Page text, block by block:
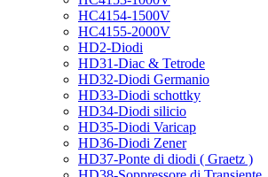
HC4154-1500V
HC4155-2000V
HD2-Diodi
HD31-Diac & Tetrode
HD32-Diodi Germanio
HD33-Diodi schottky
HD34-Diodi silicio
HD35-Diodi Varicap
HD36-Diodi Zener
HD37-Ponte di diodi ( Graetz )